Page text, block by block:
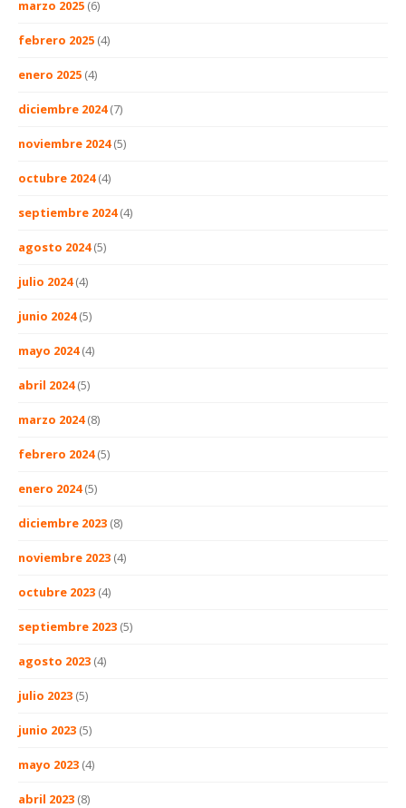
marzo 2025 (6)
febrero 2025 (4)
enero 2025 (4)
diciembre 2024(7)
noviembre 2024(5)
octubre 2024(4)
septiembre 2024(4)
agosto 2024(5)
julio 2024(4)
junio 2024(5)
mayo 2024(4)
abril 2024(5)
marzo 2024(8)
febrero 2024(5)
enero 2024(5)
diciembre 2023 (8)
noviembre 2023 (4)
octubre 2023 (4)
septiembre 2023 (5)
agosto 2023 (4)
julio 2023 (5)
junio 2023 (5)
mayo 2023 (4)
abril 2023 (8)